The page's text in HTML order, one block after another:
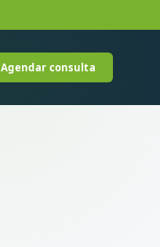
Agendar consulta